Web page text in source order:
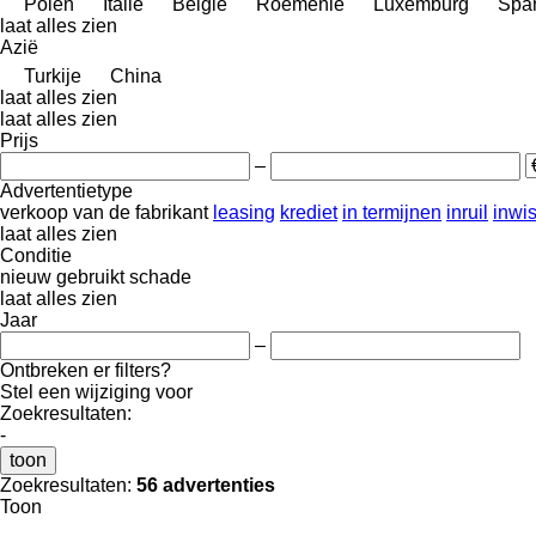
laat alles zien
Azië
Turkije
China
laat alles zien
laat alles zien
Prijs
–
Advertentietype
verkoop van de fabrikant leasing krediet in termijnen inruil
laat alles zien
Conditie
nieuw gebruikt schade
laat alles zien
Jaar
–
Ontbreken er filters?
Stel een wijziging voor
Zoekresultaten:
-
toon
Zoekresultaten: 56 advertenties
Toon